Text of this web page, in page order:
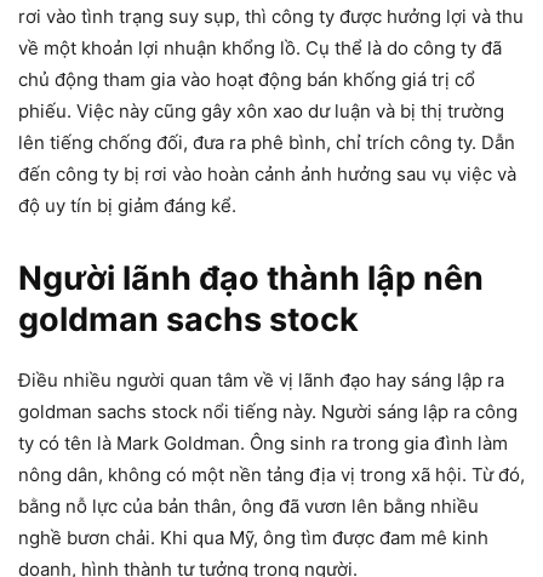
rơi vào tình trạng suy sụp, thì công ty được hưởng lợi và thu
về một khoản lợi nhuận khổng lồ. Cụ thể là do công ty đã
chủ động tham gia vào hoạt động bán khống giá trị cổ
phiếu. Việc này cũng gây xôn xao dư luận và bị thị trường
lên tiếng chống đối, đưa ra phê bình, chỉ trích công ty. Dẫn
đến công ty bị rơi vào hoàn cảnh ảnh hưởng sau vụ việc và
độ uy tín bị giảm đáng kể.
Người lãnh đạo thành lập nên
goldman sachs stock
Điều nhiều người quan tâm về vị lãnh đạo hay sáng lập ra
goldman sachs stock nổi tiếng này. Người sáng lập ra công
ty có tên là Mark Goldman. Ông sinh ra trong gia đình làm
nông dân, không có một nền tảng địa vị trong xã hội. Từ đó,
bằng nỗ lực của bản thân, ông đã vươn lên bằng nhiều
nghề bươn chải. Khi qua Mỹ, ông tìm được đam mê kinh
doanh, hình thành tư tưởng trong người.